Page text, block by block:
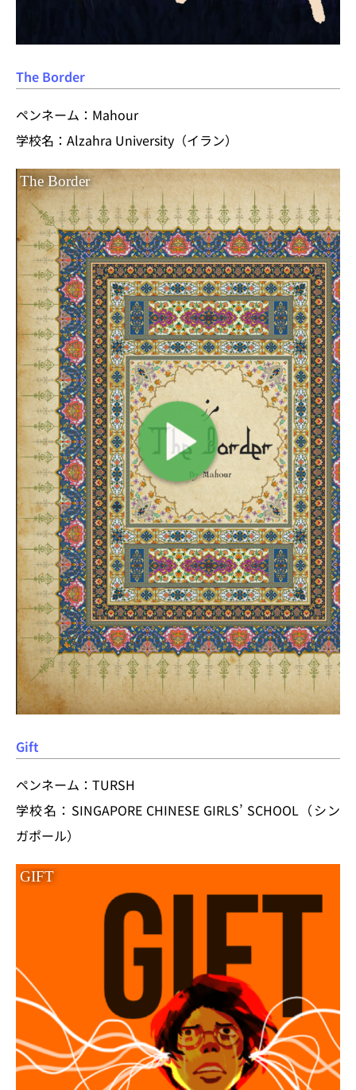
The Border
ペンネーム：Mahour
学校名：Alzahra University（イラン）
Gift
ペンネーム：TURSH
学校名：SINGAPORE CHINESE GIRLS’ SCHOOL（シン
ガポール）